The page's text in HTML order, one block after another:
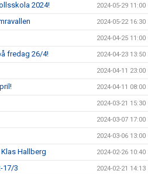
2024! 2024-05-29 11:00
2024-05-22 16:30
2024-04-25 11:00
fredag 26/4! 2024-04-23 13:50
2024-04-11 23:00
2024-04-11 08:00
2024-03-21 15:30
2024-03-07 17:00
2024-03-06 13:00
Hallberg 2024-02-26 10:40
17/3 2024-02-21 14:13